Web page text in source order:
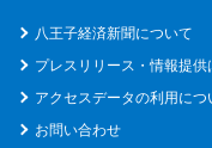
八王子経済新聞について
プレスリリース・情報提供
アクセスデータの利用につ
お問い合わせ